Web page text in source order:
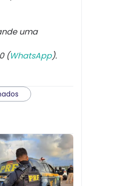
uma
(WhatsApp).